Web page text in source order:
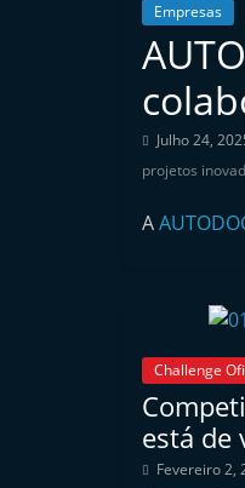
Empresas
Julho 24,
projetos
A
Challenge
está de
Fevereiro 2,